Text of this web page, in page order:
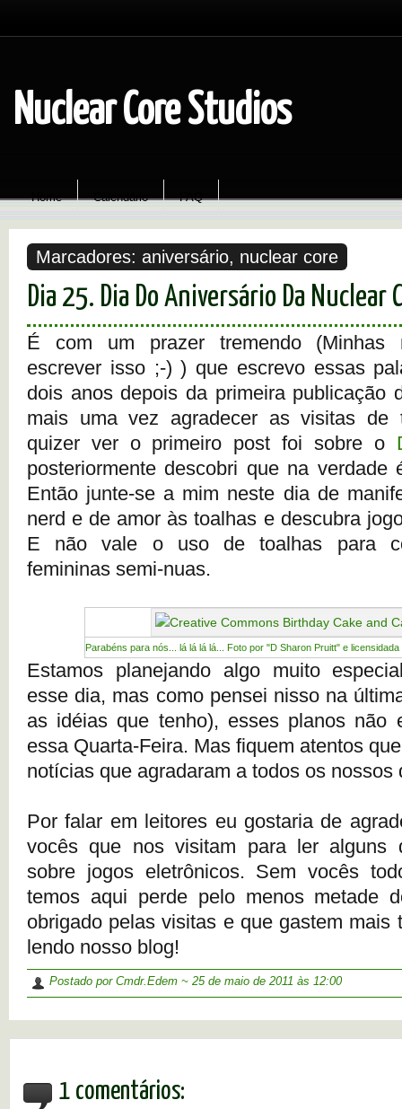
Nuclear Core Studios
Home Calendário FAQ
Marcadores: aniversário, nuclear core
Dia 25. Dia Do Aniversário Da Nuclear
É com um prazer tremendo (Minhas
escrever isso ;-) ) que escrevo essas
dois anos depois da primeira publicação
mais uma vez agradecer as visitas de
quizer ver o primeiro post foi sobre o
posteriormente descobri que na verdade
Então junte-se a mim neste dia de
nerd e de amor às toalhas e descubra
E não vale o uso de toalhas para
femininas semi-nuas.
Parabéns para nós... lá lá lá lá... Foto por "D Sharon Pruitt" e
Estamos planejando algo muito
esse dia, mas como pensei nisso na
as idéias que tenho), esses planos não
essa Quarta-Feira. Mas fiquem atentos
notícias que agradaram a todos os nossos
Por falar em leitores eu gostaria de
vocês que nos visitam para ler alguns
sobre jogos eletrônicos. Sem vocês
temos aqui perde pelo menos metade
obrigado pelas visitas e que gastem mais
lendo nosso blog!
Postado por Cmdr.Edem ~ 25 de maio de 2011 às 12:00
1 comentários: